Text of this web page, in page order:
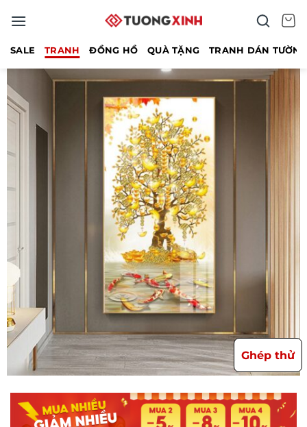
qua
SALE TRANH ĐỒNG HỒ QUÀ TẶNG TRANH DÁN
Ghép thử